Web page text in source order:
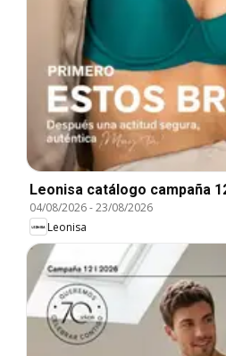
Leonisa catálogo campaña
04/08/2026-23/08/2026
Leonisa